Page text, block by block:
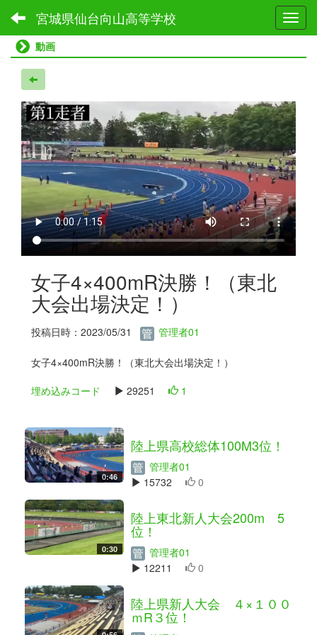
宮城県仙台向山高等学校
動画
女子4×400mR決勝！（東北
大会出場決定！）
投稿日時：2023/05/31 管理者01
女子4×400mR決勝！（東北大会出場決定！）
埋め込みコード
29251 1
0:46
陸上県高校総体100M3位！
管理者01
15732
0
0:30
陸上東北新人大会200m 5
位！
管理者01
12211
0
陸上県新人大会 ４×１００
ｍR３位！